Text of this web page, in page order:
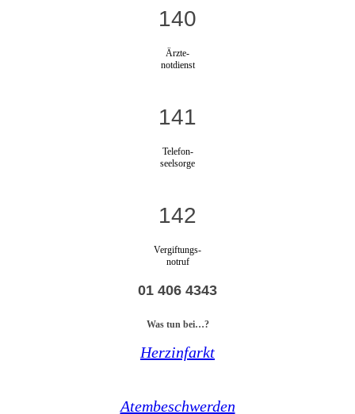
140
Ärzte-
notdienst
141
Telefon-
seelsorge
142
Vergiftungs-
notruf
01 406 4343
Was tun bei…?
Herzinfarkt
Atembeschwerden